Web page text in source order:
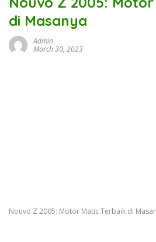
di Masanya
Admin
March 30, 2023
Nouvo Z 2005: Motor Matic Terbaik di